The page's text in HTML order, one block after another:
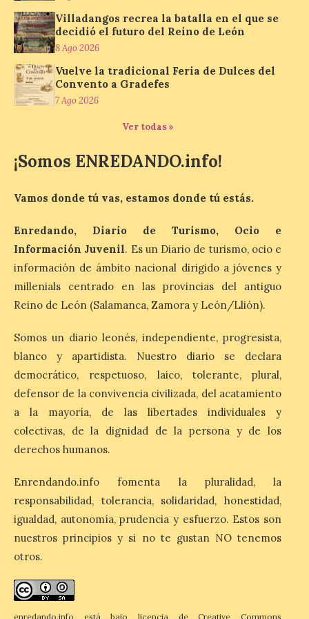
bellota ibérico
8 Ago 2026
El Ministerio de
Agricultura, Pesca y
premio Alimentos de
jamones 2026. Jamón Serrano 24 – Monte
serrano u otras figuras de calidad
reconocidas. Se han presentado […]
ayuntamiento de
Cabrillanes (Babia) acogen
la muestra ‘Eduardo
Arroyo en la colección del
ILC’
8 Ago 2026
La muestra, que podrá
próximo 4 de octubre,
plantea tanto los temas
que más preocupaban y
fascinaban a este autor de talla
internacional como las múltiples técnicas
que usó y sus sólidos vínculos con la
Montaña Occidental. […]
Más de 10.000 personas
han visitado las
exposiciones ‘Alma de
América. Arte y mito
precolombino’ y ‘Mundus
Eloy
Villadangos recrea la batalla en el que se
decidió el futuro del Reino de León
8 Ago 2026
Vuelve la tradicional Feria de Dulces del
Convento a Gradefes
7 Ago 2026
Ver todas »
¡Somos ENREDANDO.info!
Vamos donde tú vas, estamos donde tú estás.
Enredando, Diario de Turismo, Ocio e
Información Juvenil. Es un Diario de turismo, ocio e
información de ámbito nacional dirigido a jóvenes y
millenials centrado en las provincias del antiguo
Reino de León (Salamanca, Zamora y León/Llión).
Somos un diario leonés, independiente, progresista,
blanco y apartidista. Nuestro diario se declara
democrático, respetuoso, laico, tolerante, plural,
defensor de la convivencia civilizada, del acatamiento
a la mayoría, de las libertades individuales y
colectivas, de la dignidad de la persona y de los
derechos humanos.
Enrendando.info fomenta la pluralidad, la
responsabilidad, tolerancia, solidaridad, honestidad,
igualdad, autonomía, prudencia y esfuerzo. Estos son
nuestros principios y si no te gustan NO tenemos
otros.
enredando.info está bajo licencia de Creative Commons